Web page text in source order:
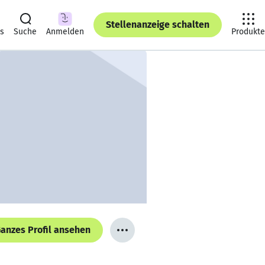
Suche Anmelden
Stellenanzeige schalten
Produkte
Profil ansehen